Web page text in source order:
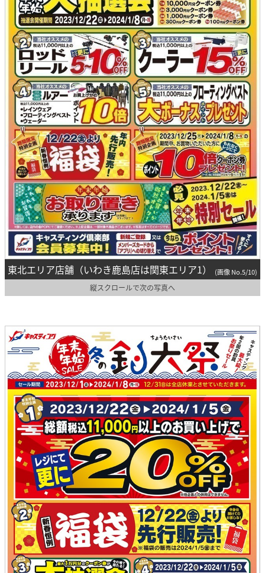
東北エリア店舗（いわき鹿島店は関東エリア1） (画像 No.5/10)
縦スクロールで次の写真へ